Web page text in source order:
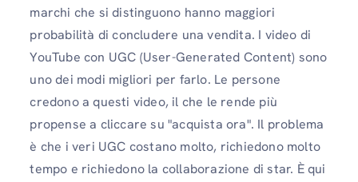
marchi che si distinguono hanno maggiori
probabilità di concludere una vendita. I video di
YouTube con UGC (User-Generated Content) sono
uno dei modi migliori per farlo. Le persone
credono a questi video, il che le rende più
propense a cliccare su "acquista ora". Il problema
è che i veri UGC costano molto, richiedono molto
tempo e richiedono la collaborazione di star. È qui